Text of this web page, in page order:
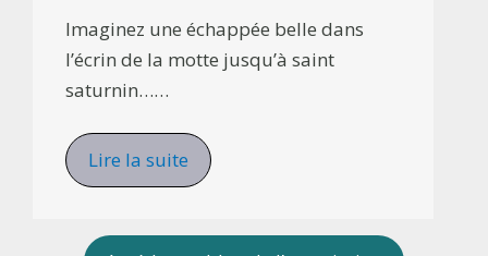
Imaginez une échappée belle dans
l’écrin de la motte jusqu’à saint
saturnin……
Lire la suite